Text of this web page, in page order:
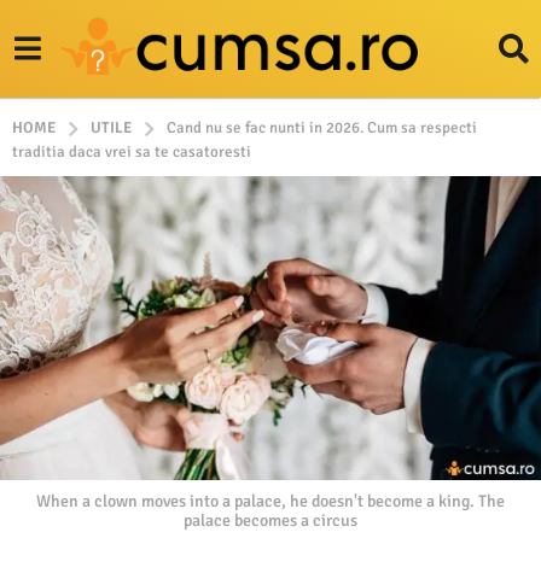
HOME UTILE
Cand nu se fac nunti in 2026. Cum sa respecti
traditia daca vrei sa te casatoresti
When a clown moves into a palace, he doesn't become a king. The
palace becomes a circus